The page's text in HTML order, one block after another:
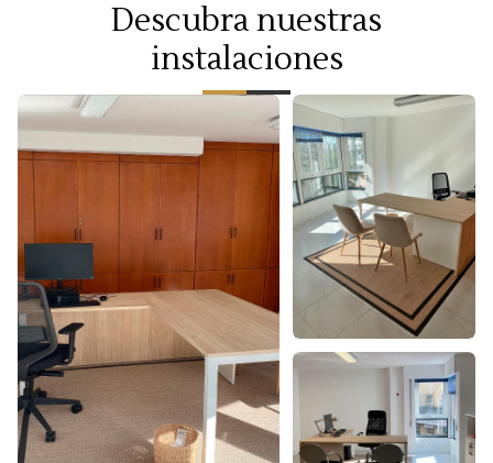
Descubra nuestras
instalaciones